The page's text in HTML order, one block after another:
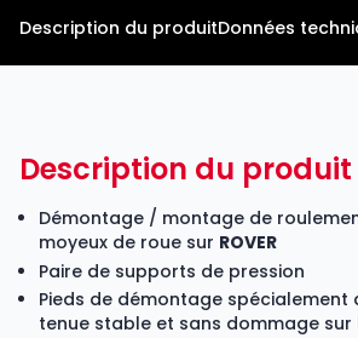
Description du produitDonnées
Description du produit
Démontage / montage de
moyeux de roue sur ROVER
Paire de supports de pression
Pieds de démontage
tenue stable et sans dommage